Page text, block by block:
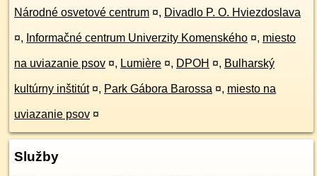
Národné osvetové centrum ¤, Divadlo P. O. Hviezdoslava
¤, Informačné centrum Univerzity Komenského ¤, miesto
na uviazanie psov ¤, Lumière ¤, DPOH ¤, Bulharský
kultúrny inštitút ¤, Park Gábora Barossa ¤, miesto na
uviazanie psov ¤
Služby